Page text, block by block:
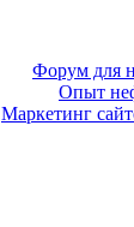
Форум для
Опыт
Маркетинг